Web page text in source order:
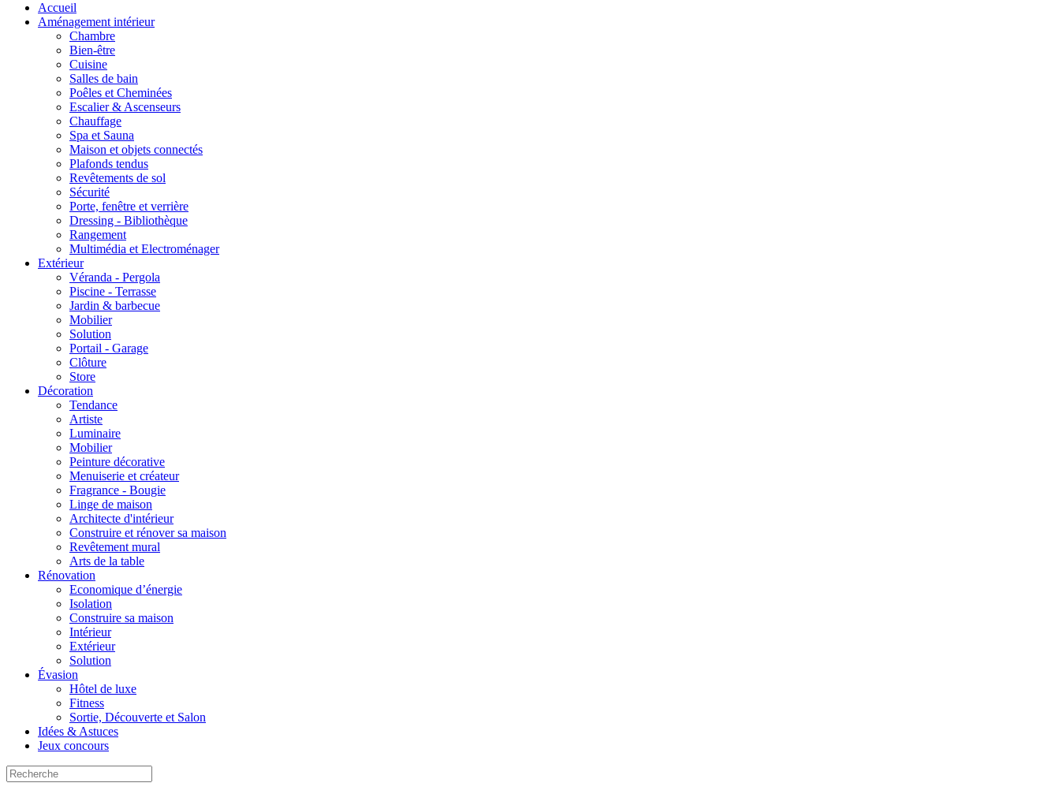
Accueil
Aménagement intérieur
Chambre
Bien-être
Cuisine
Salles de bain
Poêles et Cheminées
Escalier & Ascenseurs
Chauffage
Spa et Sauna
Maison et objets connectés
Plafonds tendus
Revêtements de sol
Sécurité
Porte, fenêtre et verrière
Dressing - Bibliothèque
Rangement
Multimédia et Electroménager
Extérieur
Véranda - Pergola
Piscine - Terrasse
Jardin & barbecue
Mobilier
Solution
Portail - Garage
Clôture
Store
Décoration
Tendance
Artiste
Luminaire
Mobilier
Peinture décorative
Menuiserie et créateur
Fragrance - Bougie
Linge de maison
Architecte d'intérieur
Construire et rénover sa maison
Revêtement mural
Arts de la table
Rénovation
Economique d’énergie
Isolation
Construire sa maison
Intérieur
Extérieur
Solution
Évasion
Hôtel de luxe
Fitness
Sortie, Découverte et Salon
Idées & Astuces
Jeux concours